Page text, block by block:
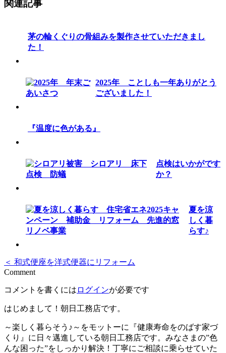
関連記事
茅の輪くぐりの骨組みを製作させていただきまし
た！
2025年 ことしも一年ありがとう
ございました！
『温度に色がある』
点検はいかがです
か？
夏を涼
しく暮
らす♪
＜ 和式便座を洋式便器にリフォーム
Comment
コメントを書くには ログインが必要です
はじめまして！朝日工務店です。
～楽しく暮らそう♪～をモットーに『健康寿命をのばす家づ
くり』に日々邁進している朝日工務店です。みなさまの”色
んな困った”をしっかり解決！丁寧にご相談に乗らせていた